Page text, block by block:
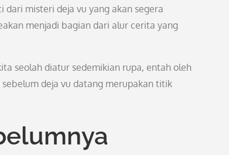
misteri deja vu yang akan segera
menjadi bagian dari alur cerita yang
seolah diatur sedemikian rupa, entah oleh
deja vu datang merupakan titik